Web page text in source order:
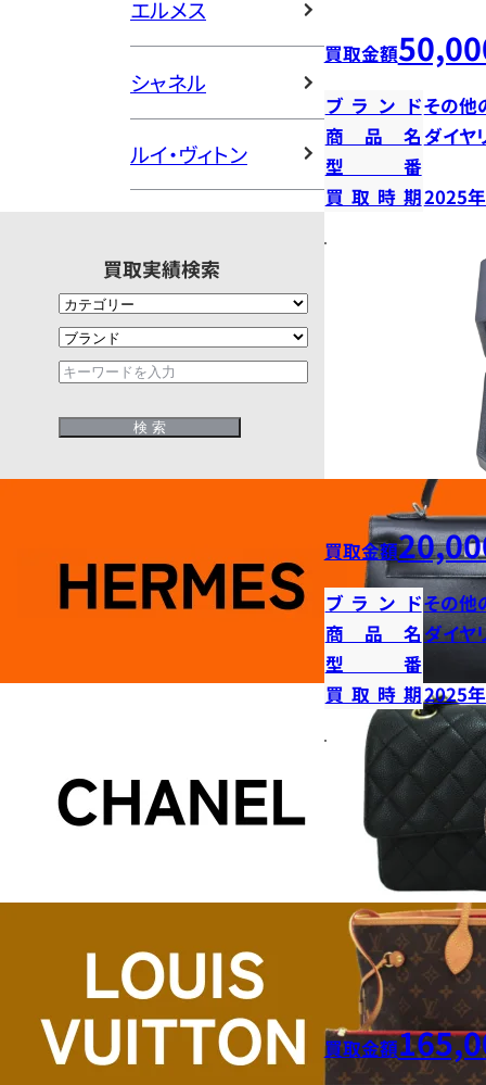
エルメス
シャネル
ルイ・ヴィトン
買取実績検索
買取金額
ブランドその他
商品名ダイヤ
型番
買取時期2025
買取金額
ブランドその他
商品名ダイヤ
型番
買取時期2025
買取金額